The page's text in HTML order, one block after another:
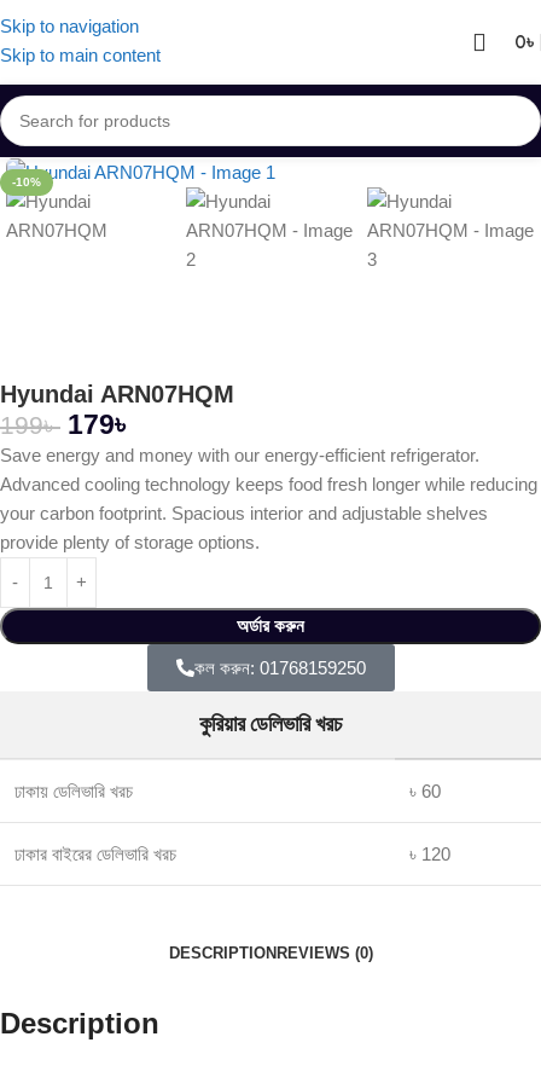
Skip to navigation
Skip to main content
0৳
-10%
Hyundai ARN07HQM
199৳ 179৳
Save energy and money with our energy-efficient refrigerator.
Advanced cooling technology keeps food fresh longer while reducing
your carbon footprint. Spacious interior and adjustable shelves
provide plenty of storage options.
অর্ডার করুন
কল করুন: 01768159250
কুরিয়ার ডেলিভারি খরচ
ঢাকায় ডেলিভারি খরচ ৳ 60
ঢাকার বাইরের ডেলিভারি খরচ ৳ 120
DESCRIPTION REVIEWS (0)
Description